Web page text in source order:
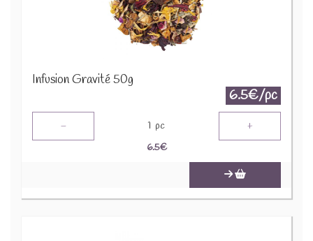
Infusion Gravité 50g
6.5€/pc
- 1 pc +
6.5€